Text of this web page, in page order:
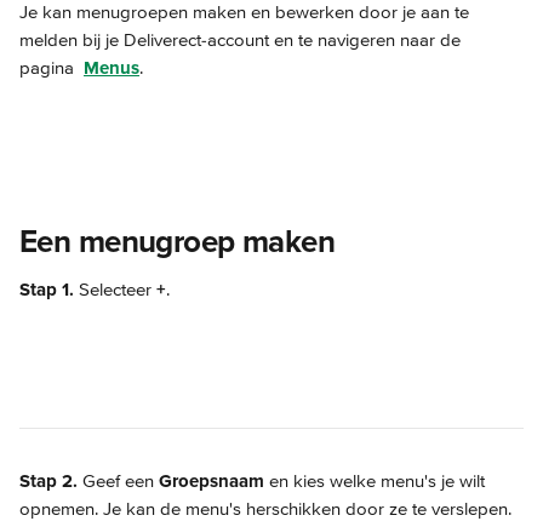
Je kan menugroepen maken en bewerken door je aan te
melden bij je Deliverect-account en te navigeren naar de
pagina Menus.
Een menugroep maken
Stap 1. Selecteer +.
Stap 2. Geef een Groepsnaam en kies welke menu's je wilt
opnemen. Je kan de menu's herschikken door ze te verslepen.